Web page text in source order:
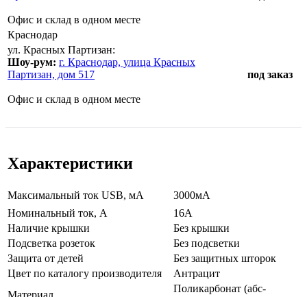
Офис и склад в одном месте
Краснодар
ул. Красных Партизан:
Шоу-рум: г. Краснодар, улица Красных
Партизан, дом 517
Офис и склад в одном месте
под заказ
Характеристики
Максимальный ток USB, мА
3000мА
Нoминальный ток, А
16А
Наличие крышки
Без крышки
Подсветка розеток
Без подсветки
Зaщита от детей
Без защитных шторок
Цвeт по каталогу производителя
Антрацит
Поликарбонат (абс-